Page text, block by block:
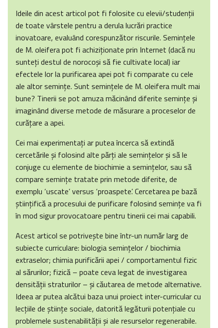
Ideile din acest articol pot fi folosite cu elevii/studenţii
de toate vârstele pentru a derula lucrări practice
inovatoare, evaluând corespunzător riscurile. Seminţele
de M. oleifera pot fi achiziţionate prin Internet (dacă nu
sunteţi destul de norocoşi să fie cultivate local) iar
efectele lor la purificarea apei pot fi comparate cu cele
ale altor seminţe. Sunt seminţele de M. oleifera mult mai
bune? Tinerii se pot amuza măcinând diferite seminţe şi
imaginând diverse metode de măsurare a proceselor de
curăţare a apei.
Cei mai experimentaţi ar putea încerca să extindă
cercetările şi folosind alte părţi ale seminţelor şi să le
conjuge cu elemente de biochimie a seminţelor, sau să
compare seminţe tratate prin metode diferite, de
exemplu ‘uscate’ versus ‘proaspete’. Cercetarea pe bază
ştiinţifică a procesului de purificare folosind seminţe va fi
în mod sigur provocatoare pentru tinerii cei mai capabili.
Acest articol se potriveşte bine într-un număr larg de
subiecte curriculare: biologia seminţelor / biochimia
extraselor; chimia purificării apei / comportamentul fizic
al sărurilor; fizică – poate ceva legat de investigarea
densităţii straturilor – şi căutarea de metode alternative.
Ideea ar putea alcătui baza unui proiect inter-curricular cu
lecţiile de ştiinţe sociale, datorită legăturii potenţiale cu
problemele sustenabilităţii şi ale resurselor regenerabile.